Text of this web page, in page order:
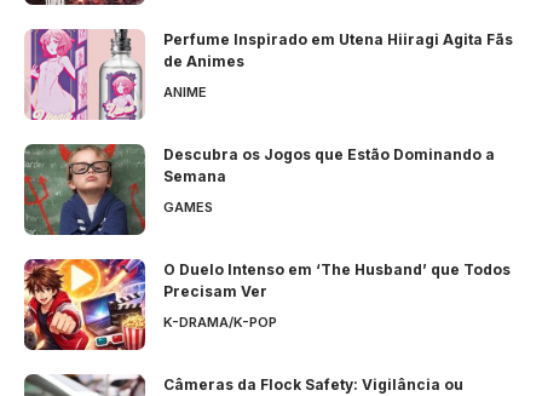
Perfume Inspirado em Utena Hiiragi Agita Fãs
de Animes
ANIME
Descubra os Jogos que Estão Dominando a
Semana
GAMES
O Duelo Intenso em ‘The Husband’ que Todos
Precisam Ver
K-DRAMA/K-POP
Câmeras da Flock Safety: Vigilância ou